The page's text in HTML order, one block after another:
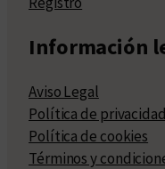
Información
Aviso Legal
Política de privacidad
Política de cookies
Términos y